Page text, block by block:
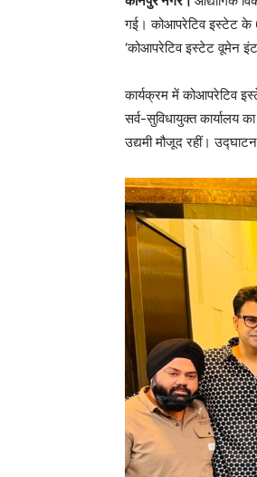
गई। कोआपरेटिव इस्टेट के
‘कोआपरेटिव इस्टेट वूमेन
कार्यक्रम में कोआपरेटिव
सर्व-सुविधायुक्त कार्यालय
उद्यमी मौजूद रहीं।